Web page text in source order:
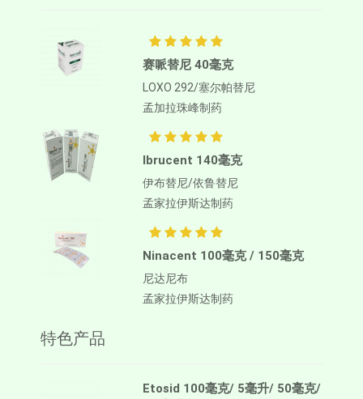
赛哌替尼 40毫克
LOXO 292/塞尔帕替尼
孟加拉珠峰制药
Ibrucent 140毫克
伊布替尼/依鲁替尼
孟家拉伊斯达制药
Ninacent 100毫克 / 150毫克
尼达尼布
孟家拉伊斯达制药
特色产品
Etosid 100毫克/ 5毫升/ 50毫克/